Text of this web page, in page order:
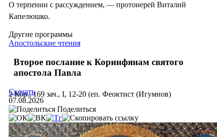
О терпении с рассуждением, — протоиерей Виталий
Капелюшко.
Другие программы
Апостольские чтения
Второе послание к Коринфянам святого
апостола Павла
2 Кор., 169 зач., I, 12-20 (еп. Феоктист (Игумнов)
Скачать
07.08.2026
Поделиться